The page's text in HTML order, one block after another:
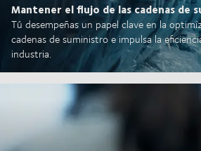
Mantener el flujo de las cadenas de
Tú desempeñas un papel clave en la
cadenas de suministro e impulsa la
industria.